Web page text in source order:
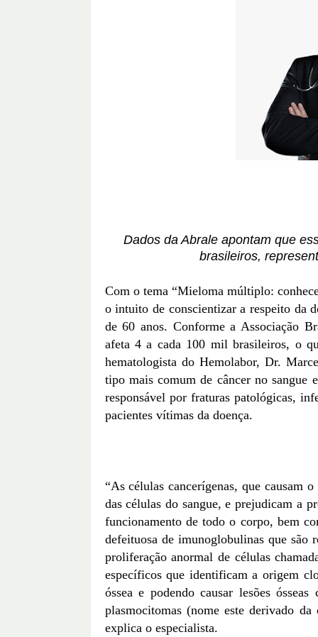
Dados da Abrale apontam que
brasileiros,
Com o tema “Mieloma múltiplo:
o intuito de conscientizar a respeito da
de 60 anos. Conforme a Associação
afeta 4 a cada 100 mil brasileiros, o
hematologista do Hemolabor, Dr.
tipo mais comum de câncer no sangue
responsável por fraturas patológicas,
pacientes vítimas da doença.
“As células cancerígenas, que
das células do sangue, e prejudicam a
funcionamento de todo o corpo, bem
defeituosa de imunoglobulinas que são
proliferação anormal de células
específicos que identificam a origem
óssea e podendo causar lesões
plasmocitomas (nome este derivado
explica o especialista.